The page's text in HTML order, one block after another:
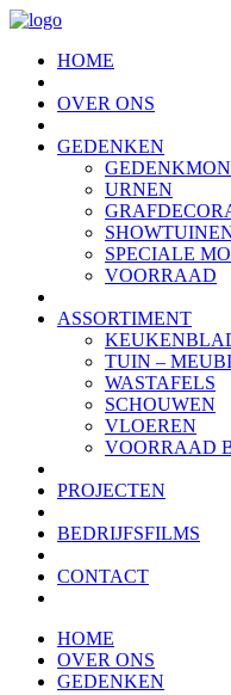
HOME
OVER ONS
GEDENKEN
URNEN
SPECIALE
VOORRAAD
ASSORTIMENT
TUIN –
WASTAFELS
SCHOUWEN
VLOEREN
VOORRAAD
PROJECTEN
BEDRIJFSFILMS
CONTACT
HOME
OVER ONS
GEDENKEN